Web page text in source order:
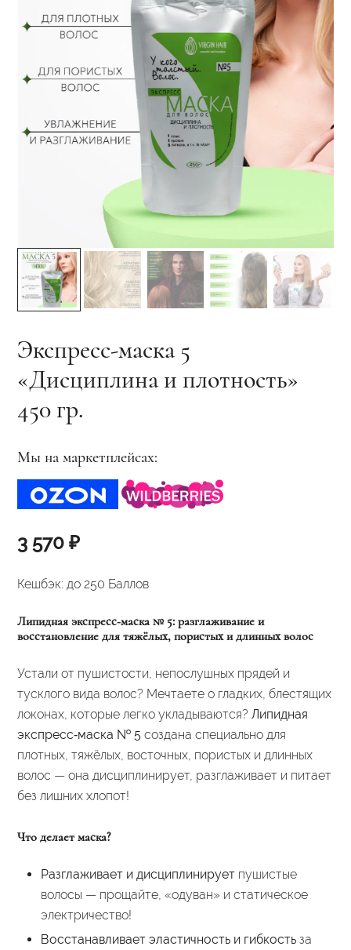
Экспресс-маска 5
«Дисциплина и плотность»
450 гр.
Мы на маркетплейсах:
3 570 ₽
Кешбэк: до 250 Баллов
Липидная экспресс‑маска № 5: разглаживание и
восстановление для тяжёлых, пористых и длинных волос
Устали от пушистости, непослушных прядей и
тусклого вида волос? Мечтаете о гладких, блестящих
локонах, которые легко укладываются? Липидная
экспресс‑маска № 5 создана специально для
плотных, тяжёлых, восточных, пористых и длинных
волос — она дисциплинирует, разглаживает и питает
без лишних хлопот!
Что делает маска?
Разглаживает и дисциплинируетпушистые
волосы — прощайте, «одуван» и статическое
электричество!
Восстанавливает эластичность и гибкостьза